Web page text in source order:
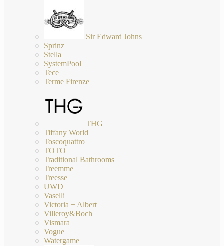
Sir Edward Johns
Sprinz
Stella
SystemPool
Tece
Terme Firenze
THG
Tiffany World
Toscoquattro
TOTO
Traditional Bathrooms
Treemme
Treesse
UWD
Vaselli
Victoria + Albert
Villeroy&Boch
Vismara
Vogue
Watergame